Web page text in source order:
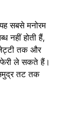
सबसे मनोरम
नहीं होती हैं,
तक और
ले सकते हैं।
तट तक